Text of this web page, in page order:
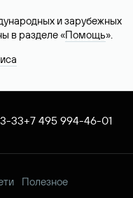
и зарубежных
в разделе «Помощь».
33+7 495 994-46-01
Полезное